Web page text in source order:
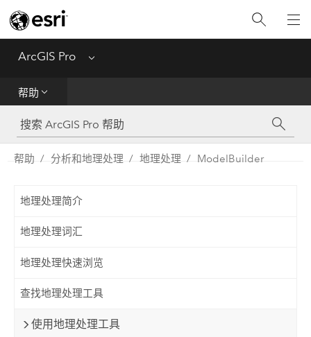
ArcGIS Pro Menu
帮助
工具参考
Python
帮助 分析和地理处理 地理处理 ModelBuilder
地理处理简介
地理处理词汇
地理处理快速浏览
查找地理处理工具
使用地理处理工具